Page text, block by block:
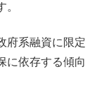
府系融資に限定
に依存する傾向